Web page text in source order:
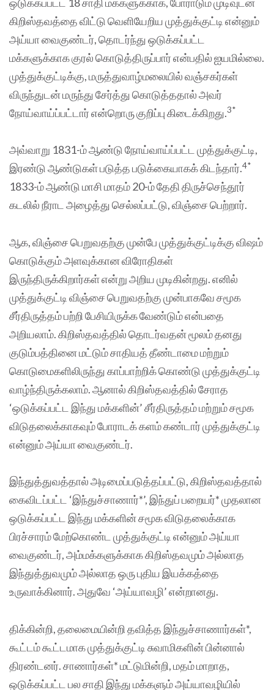
கிறிஸ்தவத்தை விட்டு வெளியேறிய முத்துக்குட்டி என்னும்
அய்யா வைகுண்டர், தொடர்ந்து ஒடுக்கப்பட்ட
மக்களுக்காக குரல் கொடுத்திருப்பார் என்பதில் ஐயமில்லை.
முத்துக்குட்டிக்கு, மருத்துவாழ்மலையில் வஞ்சகர்கள்
விருந்துடன் மருந்து சேர்த்து கொடுத்ததால் அவர்
நோய்வாய்ப்பட்டார் என்றொரு குறிப்பு கிடைக்கிறது.3*
அவ்வாறு 1831-ம் ஆண்டு நோய்வாய்ப்பட்ட முத்துக்குட்டி,
இரண்டு ஆண்டுகள் படுத்த படுக்கையாகக் கிடந்தார்.4*
1833-ம் ஆண்டு மாசி மாதம் 20-ம் தேதி திருச்செந்தூர்
கடலில் நீராட அழைத்து செல்லப்பட்டு, விஞ்சை பெற்றார்.
ஆக, விஞ்சை பெறுவதற்கு முன்பே முத்துக்குட்டிக்கு விஷம்
கொடுக்கும் அளவுக்கான விரோதிகள்
இருந்திருக்கிறார்கள் என்று அறிய முடிகின்றது. எனில்
முத்துக்குட்டி விஞ்சை பெறுவதற்கு முன்பாகவே சமூக
சீர்திருத்தம் பற்றி பேசியிருக்க வேண்டும் என்பதை
அறியலாம். கிறிஸ்தவத்தில் தொடர்வதன் மூலம் தனது
குடும்பத்தினை மட்டும் சாதியத் தீண்டாமை மற்றும்
கொடுமைகளிலிருந்து காப்பாற்றிக் கொண்டு முத்துக்குட்டி
வாழ்ந்திருக்கலாம். ஆனால் கிறிஸ்தவத்தில் சேராத
‘ஒடுக்கப்பட்ட இந்து மக்களின்’ சீர்திருத்தம் மற்றும் சமூக
விடுதலைக்காகவும் போராடக் களம் கண்டார் முத்துக்குட்டி
என்னும் அய்யா வைகுண்டர்.
இந்துத்துவத்தால் அடிமைப்படுத்தப்பட்டு, கிறிஸ்தவத்தால்
கைவிடப்பட்ட ‘இந்துச்சாணார்*’, இந்துப் பறையர்* முதலான
ஒடுக்கப்பட்ட இந்து மக்களின் சமூக விடுதலைக்காக
பிரச்சாரம் மேற்கொண்ட முத்துக்குட்டி என்னும் அய்யா
வைகுண்டர், அம்மக்களுக்காக கிறிஸ்தவமும் அல்லாத
இந்துத்துவமும் அல்லாத ஒரு புதிய இயக்கத்தை
உருவாக்கினார். அதுவே ‘அய்யாவழி’ என்றானது.
திக்கின்றி, தலைமையின்றி தவித்த இந்துச்சாணார்கள்*,
கூட்டம் கூட்டமாக முத்துக்குட்டி சுவாமிகளின் பின்னால்
திரண்டனர். சாணார்கள்* மட்டுமின்றி, மதம் மாறாத,
ஒடுக்கப்பட்ட பல சாதி இந்து மக்களும் அய்யாவழியில்